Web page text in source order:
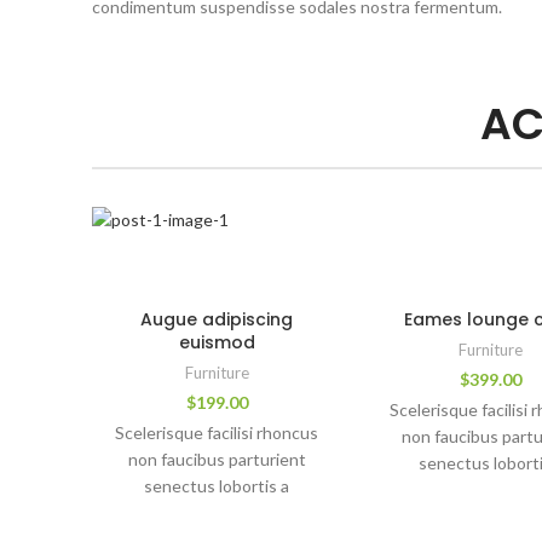
condimentum suspendisse sodales nostra fermentum.
Augue adipiscing
euismod
Furniture
$199.00
Scelerisque facilisi rhoncus
non faucibus parturient
senectus lobortis a
Eames lounge
Furniture
$399.00
Scelerisque facilisi
non faucibus
senectus